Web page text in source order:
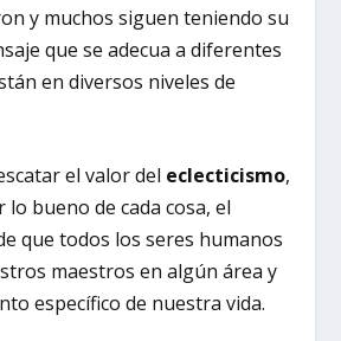
y muchos siguen teniendo su
que se adecua a diferentes
en diversos niveles de
el valor del eclecticismo,
lo bueno de cada cosa, el
que todos los seres humanos
maestros en algún área y
específico de nuestra vida.